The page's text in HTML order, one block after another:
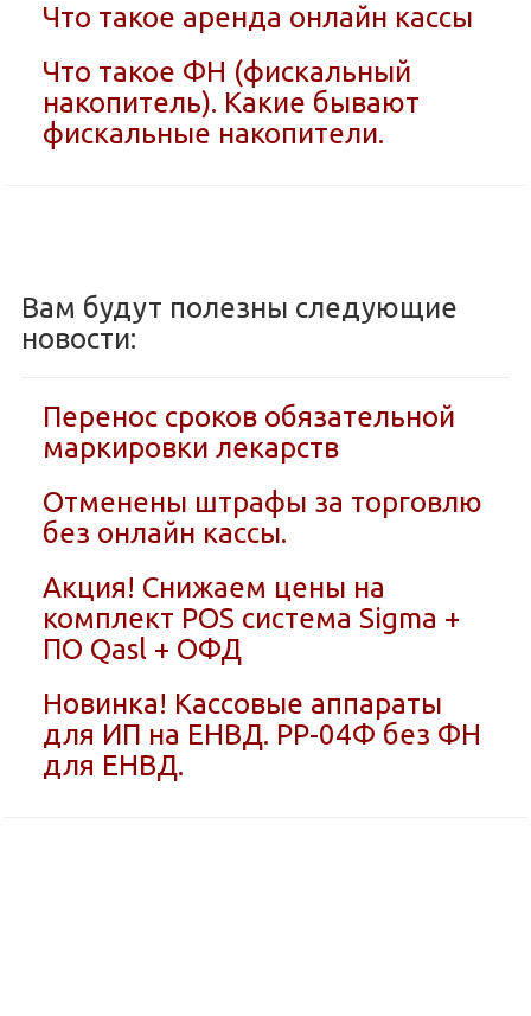
Что такое аренда онлайн кассы
Что такое ФН (фискальный
накопитель). Какие бывают
фискальные накопители.
Вам будут полезны следующие
новости:
Перенос сроков обязательной
маркировки лекарств
Отменены штрафы за торговлю
без онлайн кассы.
Акция! Снижаем цены на
комплект POS система Sigma +
ПО Qasl + ОФД
Новинка! Кассовые аппараты
для ИП на ЕНВД. РР-04Ф без ФН
для ЕНВД.